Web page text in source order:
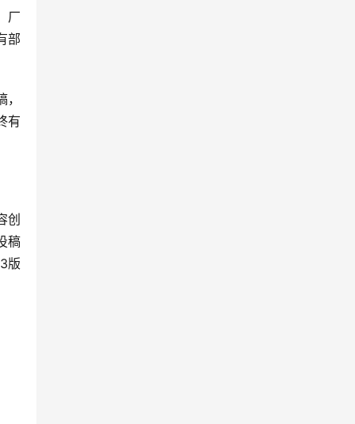
厂
部
有
创
稿
版